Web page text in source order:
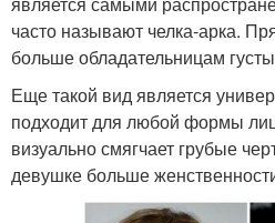
часто называют челка-арка.
больше обладательницам
Еще такой вид является
подходит для любой формы
визуально смягчает грубые
девушке больше